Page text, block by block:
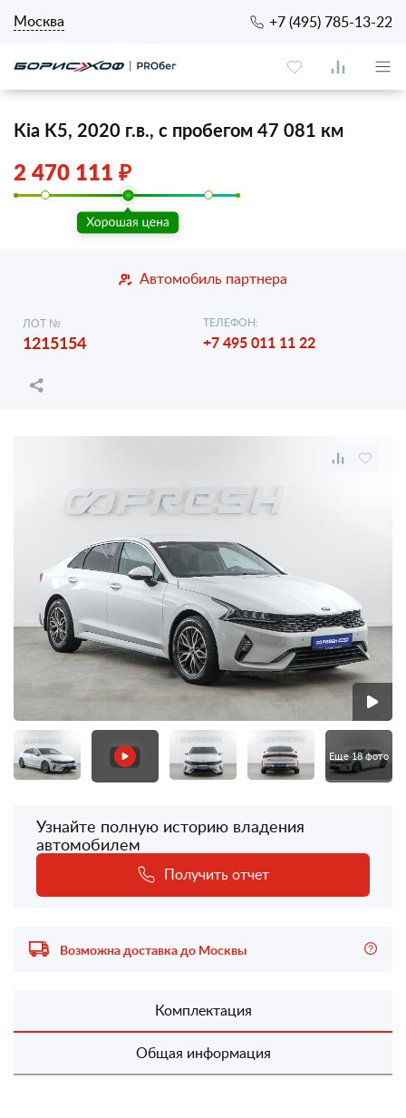
Москва +7 (495) 785-13-22
Kia K5, 2020 г.в., с пробегом 47 081 км
2 470 111 ₽
Автомобиль партнера
ЛОТ №
1215154
ТЕЛЕФОН:
+7 495 011 11 22
Еще 18 фото
Узнайте полную историю владения
автомобилем
Получить отчет
Возможна доставка до Москвы
Комплектация
Общая информация